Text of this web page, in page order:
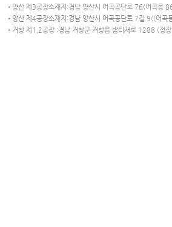
•양산 제3공장소재지:경남 양산시 어곡공단로 76(어곡동
•양산 제4공장소재지:경남 양산시 어곡공단로 7길 9((어
•거창 제1,2공장 :경남 거창군 거창읍 밤티재로 1288